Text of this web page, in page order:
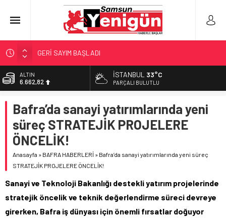
GERİ SAYIM BAŞLADI
SAMSUNSPOR’DA HEDEF 5’İNCİLİK!
‘BAFRA’YA YATIRIM YAPIN!’
YÖNETİCİ SEÇERKEN YAPILAN EN BÜYÜK HATALAR
BİST
13.779,39
47,6961
EURO
55,1808
6.662,82
İSTANBUL 33°C
PARÇALI BULUTLU
Bafra’da sanayi yatırımlarında yeni
süreç STRATEJİK PROJELERE
ÖNCELİK!
Anasayfa » BAFRA HABERLERİ » Bafra’da sanayi yatırımlarında yeni süreç
STRATEJİK PROJELERE ÖNCELİK!
Sanayi ve Teknoloji Bakanlığı destekli yatırım projelerinde
stratejik öncelik ve teknik değerlendirme süreci devreye
girerken, Bafra iş dünyası için önemli fırsatlar doğuyor